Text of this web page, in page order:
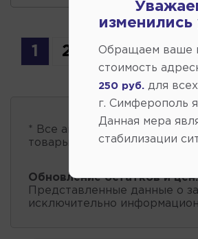
1 2
* Все автозапчасти есть в
товары проходит несколько
Обновление остатков и цен:
Представленные данные о
исключительно
изменились
Обращаем ваше
стоимость
250 руб. для
г. Симферополь
Данная мера
стабилизации